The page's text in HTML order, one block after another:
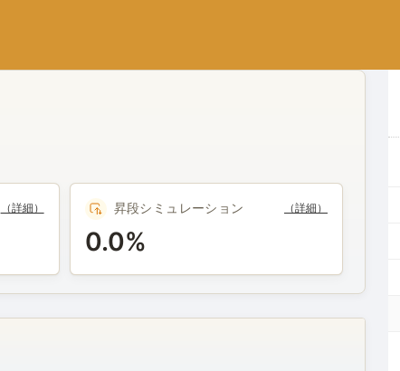
（詳細） 昇段シミュレーション （詳細）
0.0%